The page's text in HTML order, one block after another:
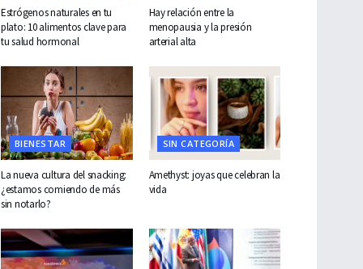
Estrógenos naturales en tu
plato: 10 alimentos clave para
tu salud hormonal
Hay relación entre la
menopausia y la presión
arterial alta
BIENESTAR
La nueva cultura del snacking:
¿estamos comiendo de más
sin notarlo?
SIN CATEGORÍA
Amethyst: joyas que celebran la
vida